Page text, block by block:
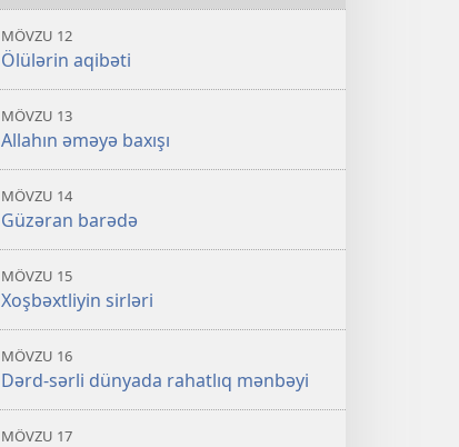
MÖVZU 12
Ölülərin aqibəti
MÖVZU 13
Allahın əməyə baxışı
MÖVZU 14
Güzəran barədə
MÖVZU 15
Xoşbəxtliyin sirləri
MÖVZU 16
Dərd-sərli dünyada rahatlıq mənbəyi
MÖVZU 17